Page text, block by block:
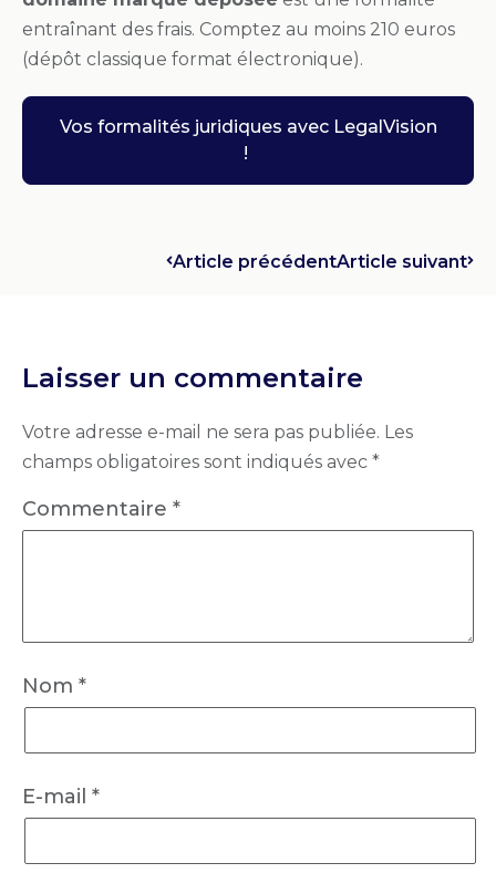
entraînant des frais. Comptez au moins 210 euros
(dépôt classique format électronique).
Vos formalités juridiques avec LegalVision
!
Article précédentArticle suivant
Laisser un commentaire
Votre adresse e-mail ne sera pas publiée. Les
champs obligatoires sont indiqués avec *
Commentaire *
Nom *
E-mail *